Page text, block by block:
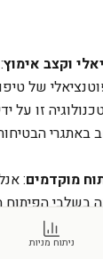
וקצב אימוץ
זו על
מוקדמים:
בשלבי
ובאיזה
המסחרית.
ניתוח מניות